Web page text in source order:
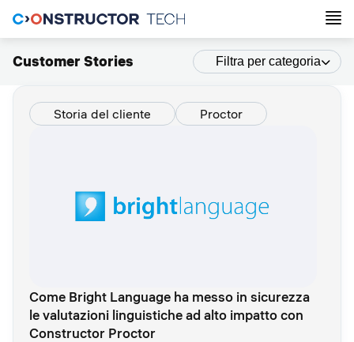
Customer Stories Filtra per categoria
Storia del cliente Proctor
Come Bright Language ha messo in sicurezza
le valutazioni linguistiche ad alto impatto con
Constructor Proctor